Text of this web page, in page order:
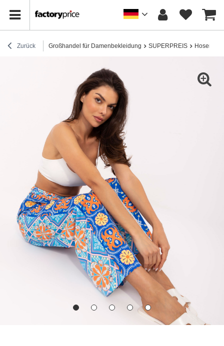
Zurück Großhandel für Damenbekleidung SUPERPREIS Hosen